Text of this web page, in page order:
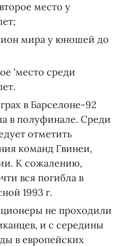
место у
мира у юношей до
'место среди
в Барселоне-92
в полуфинале. Среди
отметить
команд Гвинеи,
К сожалению,
вся погибла в
1993 г.
не проходили
и с середины
в европейских